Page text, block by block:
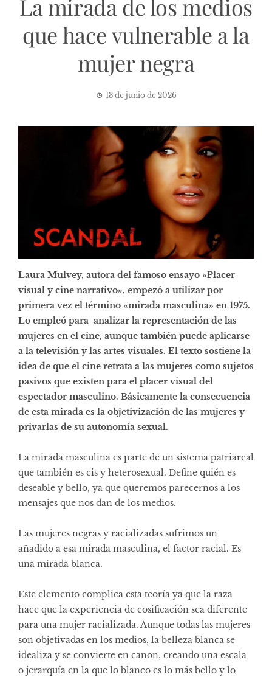
La mirada de los medios
que hace vulnerable a la
mujer negra
13 de junio de 2026
Laura Mulvey, autora del famoso ensayo «Placer
visual y cine narrativo», empezó a utilizar por
primera vez el término «mirada masculina» en 1975.
Lo empleó para analizar la representación de las
mujeres en el cine, aunque también puede aplicarse
a la televisión y las artes visuales. El texto sostiene la
idea de que el cine retrata a las mujeres como sujetos
pasivos que existen para el placer visual del
espectador masculino. Básicamente la consecuencia
de esta mirada es la objetivización de las mujeres y
privarlas de su autonomía sexual.
La mirada masculina es parte de un sistema patriarcal
que también es cis y heterosexual. Define quién es
deseable y bello, ya que queremos parecernos a los
mensajes que nos dan de los medios.
Las mujeres negras y racializadas sufrimos un
añadido a esa mirada masculina, el factor racial. Es
una mirada blanca.
Este elemento complica esta teoría ya que la raza
hace que la experiencia de cosificación sea diferente
para una mujer racializada. Aunque todas las mujeres
son objetivadas en los medios, la belleza blanca se
idealiza y se convierte en canon, creando una escala
o jerarquía en la que lo blanco es lo más bello y lo